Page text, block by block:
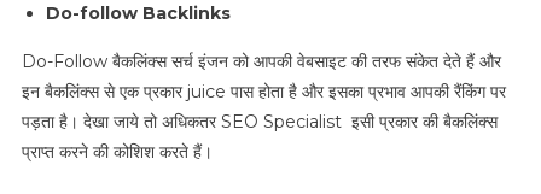
Do-follow Backlinks
Do-Follow बैकलिंक्स सर्च इंजन को आपकी वेबसाइट की तरफ संकेत देते हैं और
इन बैकलिंक्स से एक प्रकार juice पास होता है और इसका प्रभाव आपकी रैंकिंग पर
पड़ता है। देखा जाये तो अधिकतर SEO Specialist इसी प्रकार की बैकलिंक्स
प्राप्त करने की कोशिश करते हैं।